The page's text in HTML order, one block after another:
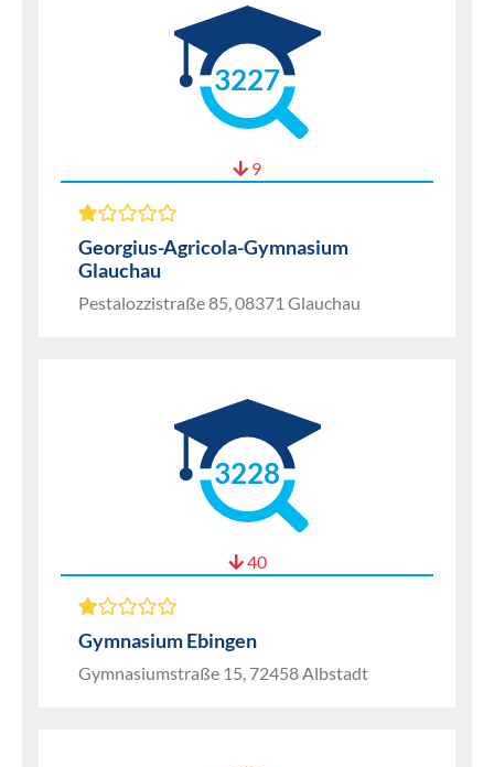
3227
9
Georgius-Agricola-Gymnasium
Glauchau
Pestalozzistraße 85, 08371 Glauchau
3228
40
Gymnasium Ebingen
Gymnasiumstraße 15, 72458 Albstadt